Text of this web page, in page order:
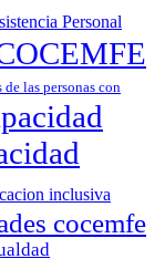
Personal
de las personas con
inclusiva
cocemfe